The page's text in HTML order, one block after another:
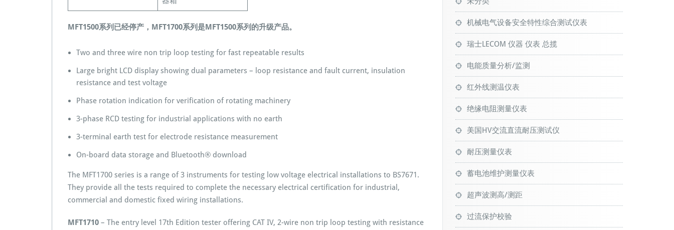
MFT1500系列已经停产，MFT1700系列是MFT1500系列的升级产品。
Two and three wire non trip loop testing for fast repeatable results
Large bright LCD display showing dual parameters – loop resistance and fault current, insulation
resistance and test voltage
Phase rotation indication for verification of rotating machinery
3-phase RCD testing for industrial applications with no earth
3-terminal earth test for electrode resistance measurement
On-board data storage and Bluetooth® download
The MFT1700 series is a range of 3 instruments for testing low voltage electrical installations to BS7671.
They provide all the tests required to complete the necessary electrical certification for industrial,
commercial and domestic fixed wiring installations.
MFT1710 – The entry level 17th Edition tester offering CAT IV, 2-wire non trip loop testing with resistance
机械电气设备安全特性综合测试仪表
瑞士LECOM 仪器 仪表 总揽
电能质量分析/监测
红外线测温仪表
绝缘电阻测量仪表
美国HV交流直流耐压测试仪
耐压测量仪表
蓄电池维护测量仪表
超声波测高/测距
过流保护校验